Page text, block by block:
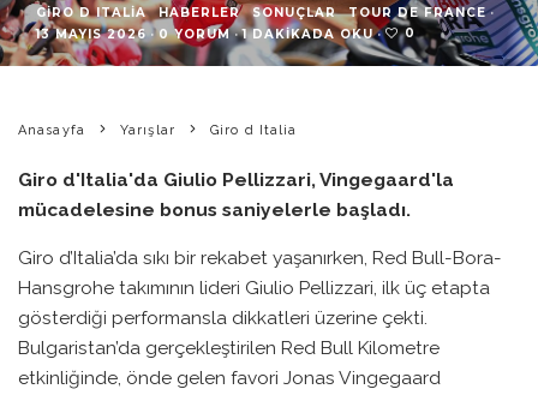
GIRO D ITALIA
HABERLER SONUÇLAR TOUR DE FRANCE ·
13 MAYIS 2026 · 0 YORUM · 1 DAKIKADA OKU · 0
Anasayfa Yarışlar Giro d Italia
Giro d'Italia'da Giulio Pellizzari, Vingegaard'la
mücadelesine bonus saniyelerle başladı.
Giro d’Italia’da sıkı bir rekabet yaşanırken, Red Bull-Bora-
Hansgrohe takımının lideri Giulio Pellizzari, ilk üç etapta
gösterdiği performansla dikkatleri üzerine çekti.
Bulgaristan’da gerçekleştirilen Red Bull Kilometre
etkinliğinde, önde gelen favori Jonas Vingegaard